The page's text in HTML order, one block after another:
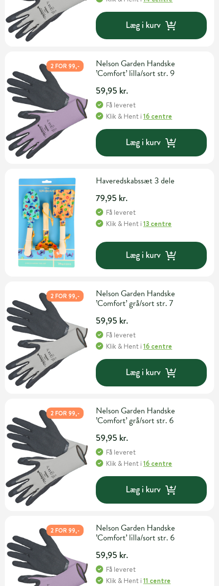
Læg i kurv
2 FOR 99,-
Nelson Garden Handske
’Comfort’ lilla/sort str. 9
59,95 kr.
Få leveret
Klik & Hent i16 centre
Læg i kurv
Haveredskabssæt 3 dele
79,95 kr.
Få leveret
Klik & Hent i13 centre
Læg i kurv
2 FOR 99,-
Nelson Garden Handske
’Comfort’ grå/sort str. 7
59,95 kr.
Få leveret
Klik & Hent i16 centre
Læg i kurv
2 FOR 99,-
Nelson Garden Handske
’Comfort’ grå/sort str. 6
59,95 kr.
Få leveret
Klik & Hent i16 centre
Læg i kurv
2 FOR 99,-
Nelson Garden Handske
’Comfort’ lilla/sort str. 6
59,95 kr.
Få leveret
Klik & Hent i11 centre